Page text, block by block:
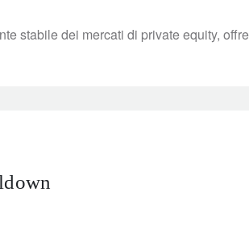
stabile dei mercati di private equity,